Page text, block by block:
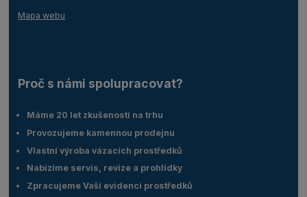
Mapa webu
Proč s námi spolupracovat?
Máme 20 let zkušeností na trhu
Provozujeme kamennou prodejnu
Vlastní výroba vázacích prostředků
Nabízíme servis, revize a prohlídky
Zpracujeme Vaší evidenci prostředků